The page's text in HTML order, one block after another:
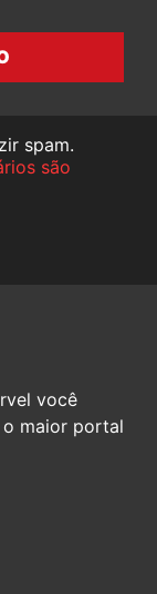
spam.
são
você
maior portal